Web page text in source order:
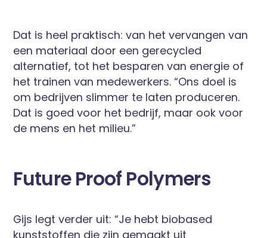
Dat is heel praktisch: van het vervangen van
een materiaal door een gerecycled
alternatief, tot het besparen van energie of
het trainen van medewerkers. “Ons doel is
om bedrijven slimmer te laten produceren.
Dat is goed voor het bedrijf, maar ook voor
de mens en het milieu.”
Future Proof Polymers
Gijs legt verder uit: “Je hebt biobased
kunststoffen die zijn gemaakt uit